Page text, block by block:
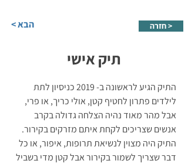
< הבא חזרה >
תיק אישי
התיק הגיע לראשונה ב- 2019 כניסיון לתת
לילדים פתרון לחטיף קטן, אולי כריך, או פרי,
אבל מהר מאוד נהיה הצלחה גדולה בקרב
אנשים שצריכים לקחת איתם מזרקים בקירור.
התיק היה מצוין לנשיאת תרופות, איפור, או כל
דבר שצריך לשמור בקירור אבל קטן מדי בשביל